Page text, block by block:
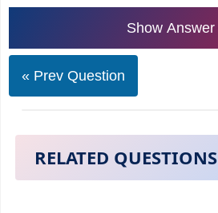
Show Answer
« Prev Question
RELATED QUESTIONS